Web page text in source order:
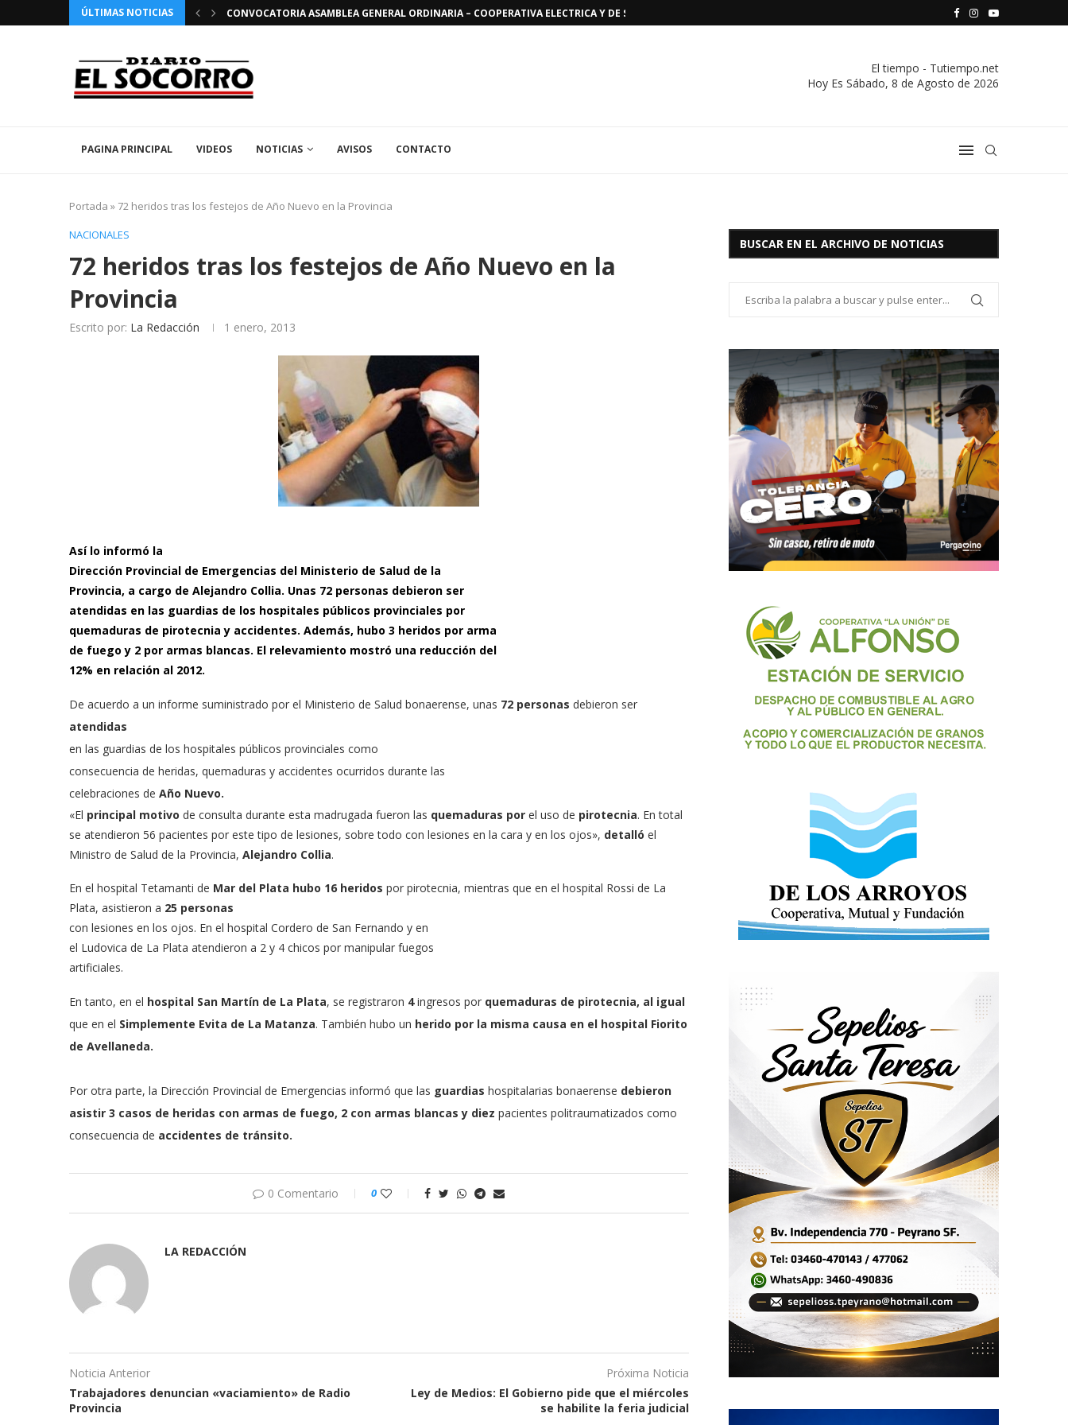
ÚLTIMAS NOTICIAS
PATRONALES 2026 EN EL SOCORRO CONVOCATORIA ASAMBLEA GENERAL ORDINARIA – COOPERATIVA ELECTRICA Y DE SERVICIOS PUBLICOS VIVIENDA Y CREDITO DE EL SOCORRO LTDA.
COMUNICADO IMPORTANTE DE LA COOPERATIVA
El tiempo - Tutiempo.net
Hoy Es Sábado, 8 de Agosto de 2026
PAGINA PRINCIPAL VIDEOS NOTICIAS AVISOS CONTACTO
Portada » 72 heridos tras los festejos de Año Nuevo en la Provincia
NACIONALES
72 heridos tras los festejos de Año Nuevo en la
Provincia
Escrito por: La Redacción 1 enero, 2013
Así lo informó la
Dirección Provincial de Emergencias del Ministerio de Salud de la
Provincia, a cargo de Alejandro Collia. Unas 72 personas debieron ser
atendidas en las guardias de los hospitales públicos provinciales por
quemaduras de pirotecnia y accidentes. Además, hubo 3 heridos por arma
de fuego y 2 por armas blancas. El relevamiento mostró una reducción del
12% en relación al 2012.
De acuerdo a un informe suministrado por el Ministerio de Salud bonaerense, unas 72 personas debieron ser
atendidas
en las guardias de los hospitales públicos provinciales como
consecuencia de heridas, quemaduras y accidentes ocurridos durante las
celebraciones de Año Nuevo.
«El principal motivo de consulta durante esta madrugada fueron las quemaduras por el uso de pirotecnia. En total
se atendieron 56 pacientes por este tipo de lesiones, sobre todo con lesiones en la cara y en los ojos», detalló el
Ministro de Salud de la Provincia, Alejandro Collia.
En el hospital Tetamanti de Mar del Plata hubo 16 heridos por pirotecnia, mientras que en el hospital Rossi de La
Plata, asistieron a 25 personas
con lesiones en los ojos. En el hospital Cordero de San Fernando y en
el Ludovica de La Plata atendieron a 2 y 4 chicos por manipular fuegos
artificiales.
En tanto, en el hospital San Martín de La Plata, se registraron 4ingresos por quemaduras de pirotecnia, al igual
que en el Simplemente Evita de La Matanza. También hubo un herido por la misma causa en el hospital Fiorito
de Avellaneda.
Por otra parte, la Dirección Provincial de Emergencias informó que las guardias hospitalarias bonaerense debieron
asistir 3 casos de heridas con armas de fuego, 2 con armas blancas y diez pacientes politraumatizados como
consecuencia de accidentes de tránsito.
0 Comentario 0
LA REDACCIÓN
Noticia Anterior
Trabajadores denuncian «vaciamiento» de Radio
Provincia
Próxima Noticia
Ley de Medios: El Gobierno pide que el miércoles
se habilite la feria judicial
BUSCAR EN EL ARCHIVO DE NOTICIAS